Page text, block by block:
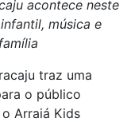
acontece neste
música e
traz uma
o público
Arraiá Kids